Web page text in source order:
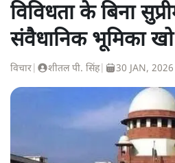
विविधता के बिना
संवैधानिक भूमिका
विचार शीतल पी. सिंह| 30 JAN, 2026